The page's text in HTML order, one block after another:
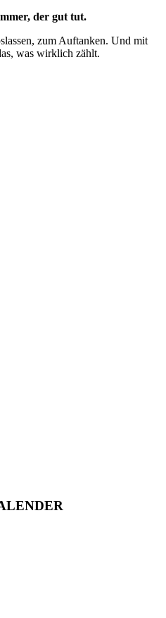
der gut tut.
zum Auftanken. Und mit
was wirklich zählt.